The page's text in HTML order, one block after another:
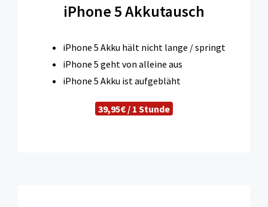
iPhone 5 Akkutausch
iPhone 5 Akku hält nicht lange / springt
iPhone 5 geht von alleine aus
iPhone 5 Akku ist aufgebläht
39,95€ / 1 Stunde